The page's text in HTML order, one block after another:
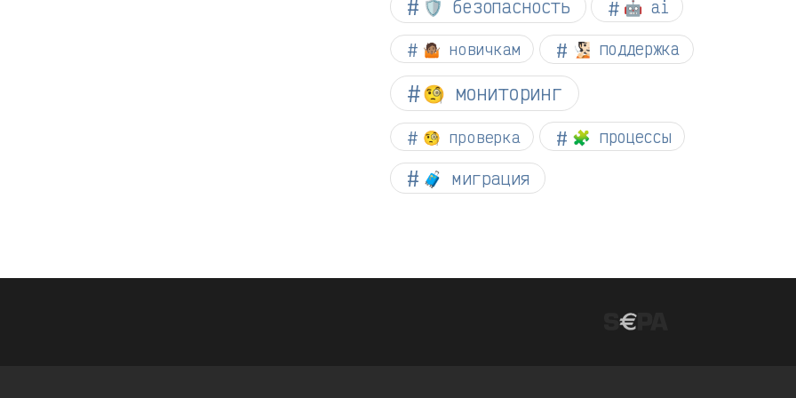
🛡️ безопасность 🤖 ai
🤷🏽 новичкам 🧏🏻 поддержка
🧐 мониторинг
🧐 проверка 🧩 процессы
🧳 миграция